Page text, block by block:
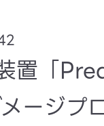
置「
ージプ